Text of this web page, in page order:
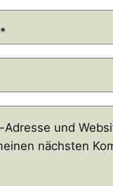
*
Adresse und
nächsten